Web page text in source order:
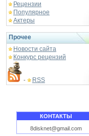
Рецензии
Популярное
Актеры
Прочее
Новости сайта
Конкурс рецензий
- RSS
КОНТАКТЫ
8disknet@gmail.com